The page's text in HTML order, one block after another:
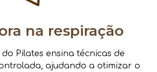
na respiração
Pilates ensina técnicas de
ajudando a otimizar o